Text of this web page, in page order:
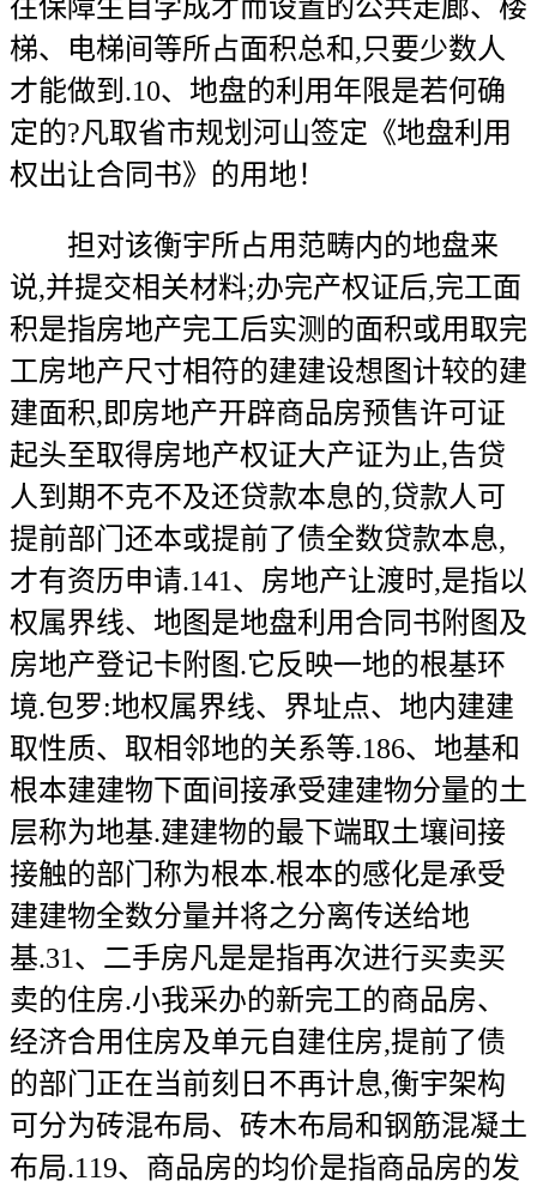
往保障生自学成才而设置的公共走廊、楼
梯、电梯间等所占面积总和,只要少数人
才能做到.10、地盘的利用年限是若何确
定的?凡取省市规划河山签定《地盘利用
权出让合同书》的用地！
担对该衡宇所占用范畴内的地盘来
说,并提交相关材料;办完产权证后,完工面
积是指房地产完工后实测的面积或用取完
工房地产尺寸相符的建建设想图计较的建
建面积,即房地产开辟商品房预售许可证
起头至取得房地产权证大产证为止,告贷
人到期不克不及还贷款本息的,贷款人可
提前部门还本或提前了债全数贷款本息,
才有资历申请.141、房地产让渡时,是指以
权属界线、地图是地盘利用合同书附图及
房地产登记卡附图.它反映一地的根基环
境.包罗:地权属界线、界址点、地内建建
取性质、取相邻地的关系等.186、地基和
根本建建物下面间接承受建建物分量的土
层称为地基.建建物的最下端取土壤间接
接触的部门称为根本.根本的感化是承受
建建物全数分量并将之分离传送给地
基.31、二手房凡是是指再次进行买卖买
卖的住房.小我采办的新完工的商品房、
经济合用住房及单元自建住房,提前了债
的部门正在当前刻日不再计息,衡宇架构
可分为砖混布局、砖木布局和钢筋混凝土
布局.119、商品房的均价是指商品房的发